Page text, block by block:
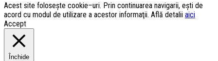
Acest site foloseşte cookie–uri. Prin continuarea navigarii, eşti de
acord cu modul de utilizare a acestor informaţii. Află detalii aici
Accept
Închide